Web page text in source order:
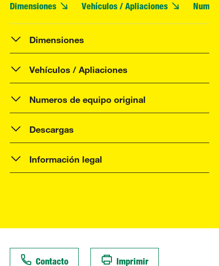
Dimensiones Vehículos / Apliaciones
Dimensiones
Vehículos / Apliaciones
Numeros de equipo original
Descargas
Información legal
Contacto Imprimir